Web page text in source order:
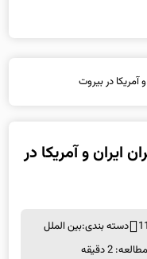
آمریکا در بیروت
ایران و آمریکا در
دسته بندی:بین الملل
2 دقیقه